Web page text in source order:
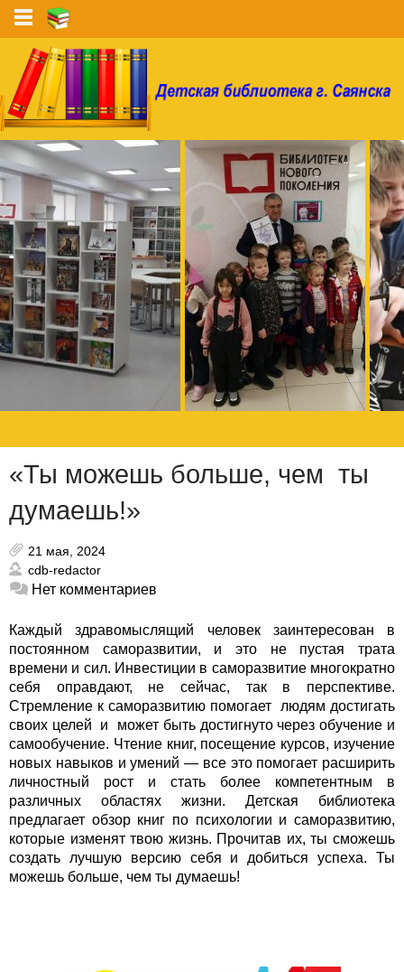
«Ты можешь больше, чем ты
думаешь!»
21 мая, 2024
cdb-redactor
Нет комментариев
Каждый здравомыслящий человек заинтересован в
постоянном саморазвитии, и это не пустая трата
времени и сил. Инвестиции в саморазвитие многократно
себя оправдают, не сейчас, так в перспективе.
Стремление к саморазвитию помогает людям достигать
своих целей и может быть достигнуто через обучение и
самообучение. Чтение книг, посещение курсов, изучение
новых навыков и умений — все это помогает расширить
личностный рост и стать более компетентным в
различных областях жизни. Детская библиотека
предлагает обзор книг по психологии и саморазвитию,
которые изменят твою жизнь. Прочитав их, ты сможешь
создать лучшую версию себя и добиться успеха. Ты
можешь больше, чем ты думаешь!